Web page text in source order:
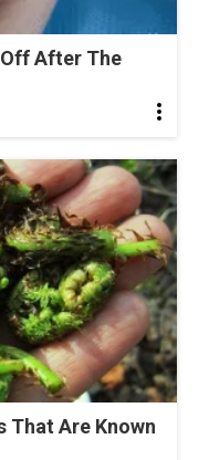
Off After The
That Are Known